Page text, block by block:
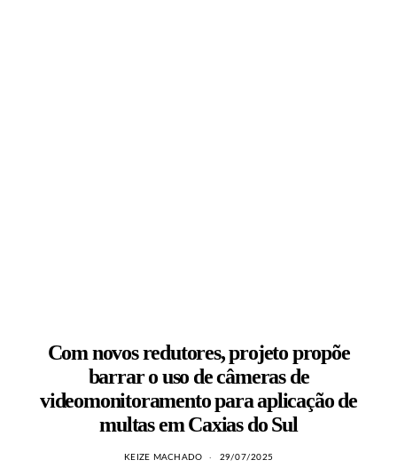
Com novos redutores, projeto propõe
barrar o uso de câmeras de
videomonitoramento para aplicação de
multas em Caxias do Sul
KEIZE MACHADO 29/07/2025